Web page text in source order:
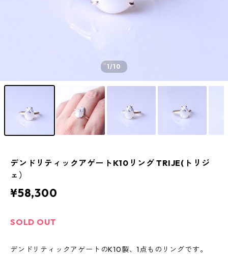
1/10
デンドリティックアゲートK10リング TRIJE(トリジ
ェ）
¥58,300
SOLD OUT
デンドリティックアゲートのK10製、1点ものリングです。